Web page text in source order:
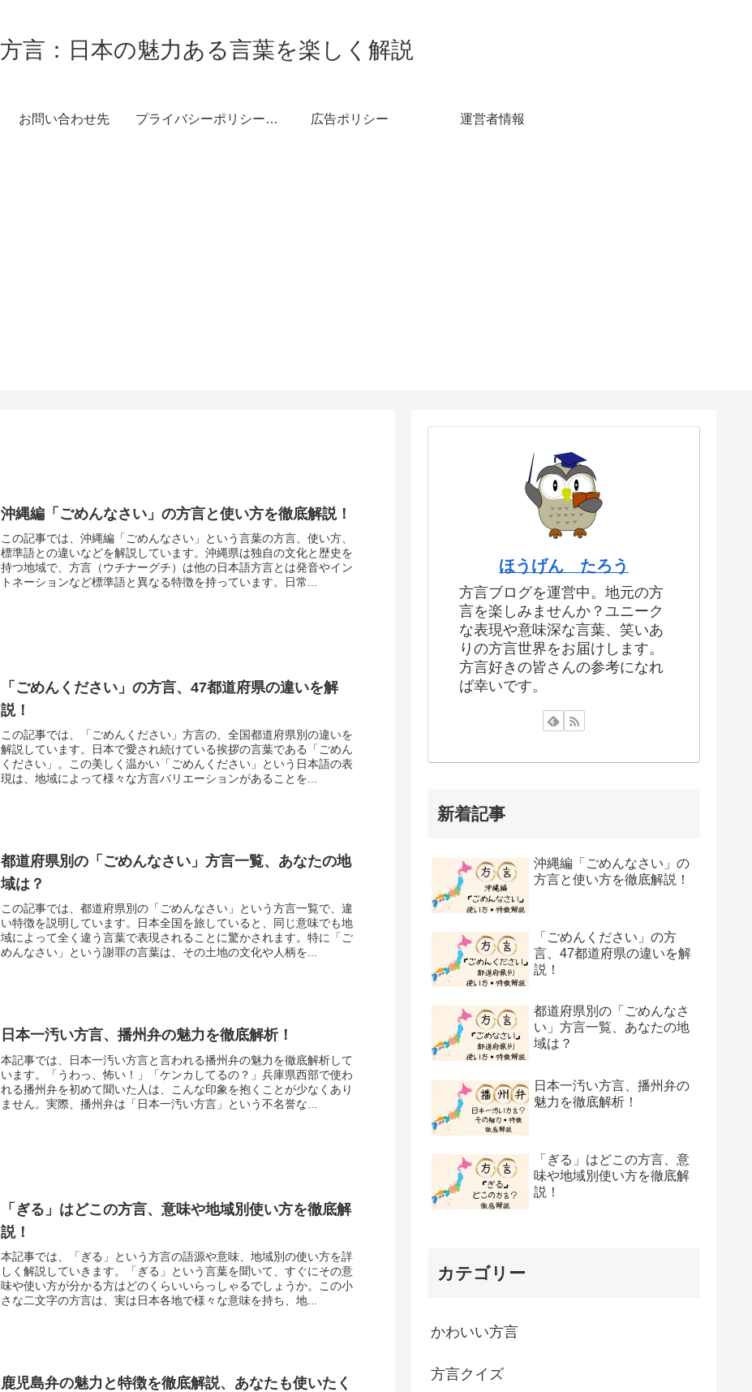
方言：日本の魅力ある言葉を楽しく解説
お問い合わせ先 プライバシーポリシー・免責事項 広告ポリシー 運営者情報
沖縄編「ごめんなさい」の方言と使い方を徹底解説！
この記事では、沖縄編「ごめんなさい」という言葉の方言、使い方、
標準語との違いなどを解説しています。沖縄県は独自の文化と歴史を
持つ地域で、方言（ウチナーグチ）は他の日本語方言とは発音やイン
トネーションなど標準語と異なる特徴を持っています。日常...
「ごめんください」の方言、47都道府県の違いを解
説！
この記事では、「ごめんください」方言の、全国都道府県別の違いを
解説しています。日本で愛され続けている挨拶の言葉である「ごめん
ください」。この美しく温かい「ごめんください」という日本語の表
現は、地域によって様々な方言バリエーションがあることを...
都道府県別の「ごめんなさい」方言一覧、あなたの地
域は？
この記事では、都道府県別の「ごめんなさい」という方言一覧で、違
い特徴を説明しています。日本全国を旅していると、同じ意味でも地
域によって全く違う言葉で表現されることに驚かされます。特に「ご
めんなさい」という謝罪の言葉は、その土地の文化や人柄を...
日本一汚い方言、播州弁の魅力を徹底解析！
本記事では、日本一汚い方言と言われる播州弁の魅力を徹底解析して
います。「うわっ、怖い！」「ケンカしてるの？」兵庫県西部で使わ
れる播州弁を初めて聞いた人は、こんな印象を抱くことが少なくあり
ません。実際、播州弁は「日本一汚い方言」という不名誉な...
「ぎる」はどこの方言、意味や地域別使い方を徹底解
説！
本記事では、「ぎる」という方言の語源や意味、地域別の使い方を詳
しく解説していきます。「ぎる」という言葉を聞いて、すぐにその意
味や使い方が分かる方はどのくらいいらっしゃるでしょうか。この小
さな二文字の方言は、実は日本各地で様々な意味を持ち、地...
鹿児島弁の魅力と特徴を徹底解説、あなたも使いたく
ほうげん たろう
方言ブログを運営中。地元の方
言を楽しみませんか？ユニーク
な表現や意味深な言葉、笑いあ
りの方言世界をお届けします。
方言好きの皆さんの参考になれ
ば幸いです。
新着記事
沖縄編「ごめんなさい」の
方言と使い方を徹底解説！
「ごめんください」の方
言、47都道府県の違いを解
説！
都道府県別の「ごめんなさ
い」方言一覧、あなたの地
域は？
日本一汚い方言、播州弁の
魅力を徹底解析！
「ぎる」はどこの方言、意
味や地域別使い方を徹底解
説！
カテゴリー
かわいい方言
方言クイズ